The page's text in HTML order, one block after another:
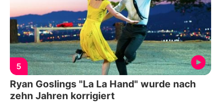
5
Ryan Goslings "La La Hand" wurde nach
zehn Jahren korrigiert